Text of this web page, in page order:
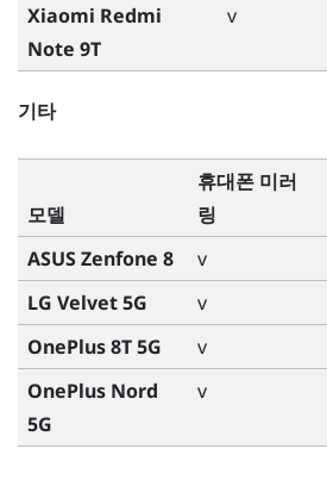
Xiaomi Redmi
Note 9T
v
기타
모델
휴대폰 미러
링
ASUS Zenfone 8
v
LG Velvet 5G
v
OnePlus 8T 5G
v
OnePlus Nord
5G
v